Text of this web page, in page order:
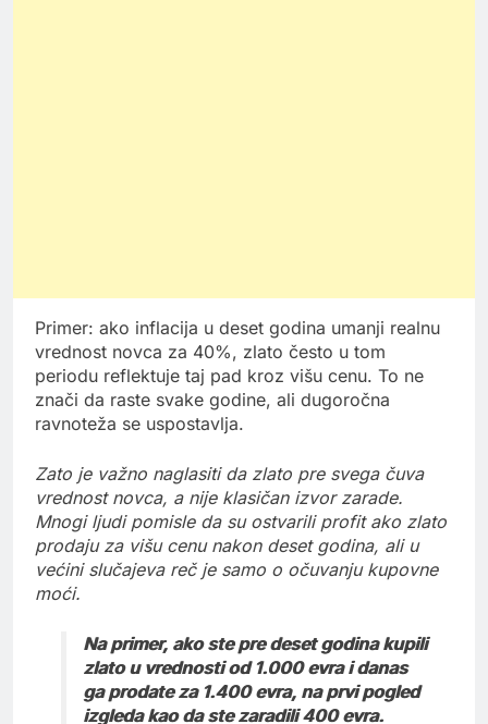
Primer: ako inflacija u deset godina umanji realnu
vrednost novca za 40%, zlato često u tom
periodu reflektuje taj pad kroz višu cenu. To ne
znači da raste svake godine, ali dugoročna
ravnoteža se uspostavlja.
Zato je važno naglasiti da zlato pre svega čuva
vrednost novca, a nije klasičan izvor zarade.
Mnogi ljudi pomisle da su ostvarili profit ako zlato
prodaju za višu cenu nakon deset godina, ali u
većini slučajeva reč je samo o očuvanju kupovne
moći.
Na primer, ako ste pre deset godina kupili
zlato u vrednosti od 1.000 evra i danas
ga prodate za 1.400 evra, na prvi pogled
izgleda kao da ste zaradili 400 evra.